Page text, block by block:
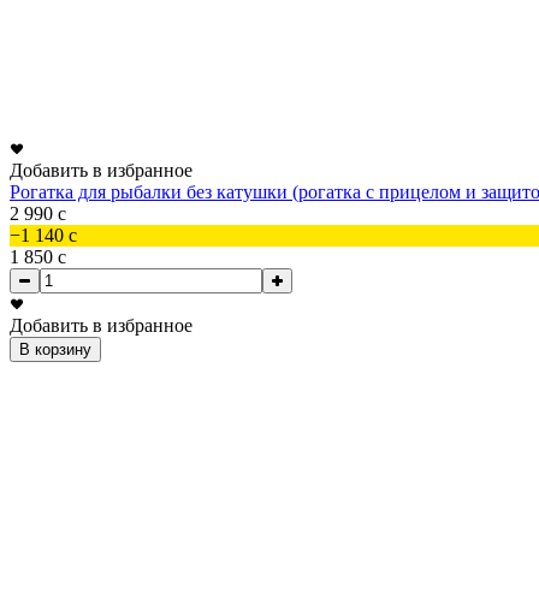
Добавить в избранное
Рогатка для рыбалки без катушки (рогатка с прицелом и
2 990 c
−1 140 c
1 850 c
Добавить в избранное
В корзину